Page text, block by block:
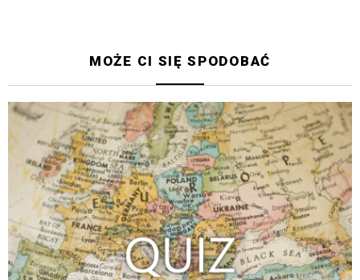
MOŻE CI SIĘ SPODOBAĆ